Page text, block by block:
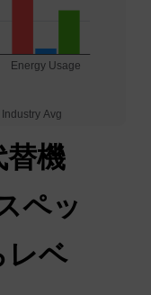
替機
ペッ
レベ